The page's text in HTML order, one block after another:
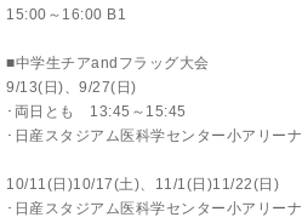
15:00～16:00 B1
■中学生チアandフラッグ大会
9/13(日)、9/27(日)
･両日とも 13:45～15:45
･日産スタジアム医科学センター小アリーナ
10/11(日)10/17(土)、11/1(日)11/22(日)
･日産スタジアム医科学センター小アリーナ